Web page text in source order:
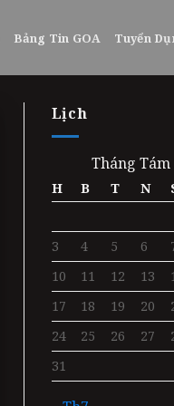
Bảng Tin GOA Tuyển
Lịch
Tháng Tám
H B T N
3
4 5 6
10
11 12 13
17
18 19 20
24
25 26 27
31